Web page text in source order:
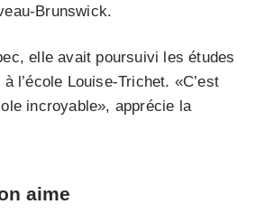
Brunswick.
elle avait poursuivi les études
l’école Louise-Trichet. «C’est
incroyable», apprécie la
aime